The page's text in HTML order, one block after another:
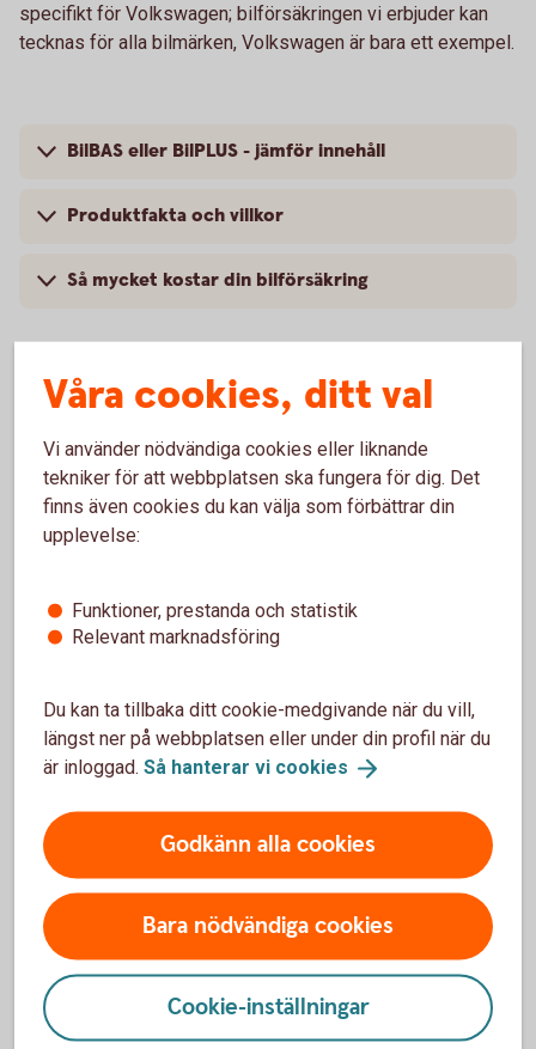
specifikt för Volkswagen; bilförsäkringen vi erbjuder kan
tecknas för alla bilmärken, Volkswagen är bara ett exempel.
BilBAS eller BilPLUS - jämför innehåll
Produktfakta och villkor
Så mycket kostar din bilförsäkring
Vanliga frågor om att försäkra
Volkswagen
Trafik, hel och halv – vad är det för skillnad på
När slutar den tidigare ägarens försäkring att
gälla?
Om man övningskör och olyckan är framme,
täcker bilförsäkringen då?
Vilka bilar har en vagnskadegaranti?
Våra cookies, ditt val
Vi använder nödvändiga cookies eller liknande
tekniker för att webbplatsen ska fungera för dig. Det
finns även cookies du kan välja som förbättrar din
upplevelse:
Funktioner, prestanda och statistik
Relevant marknadsföring
Du kan ta tillbaka ditt cookie-medgivande när du vill,
längst ner på webbplatsen eller under din profil när du
är inloggad. Så hanterar vi cookies
Godkänn alla cookies
Bara nödvändiga cookies
Cookie-inställningar